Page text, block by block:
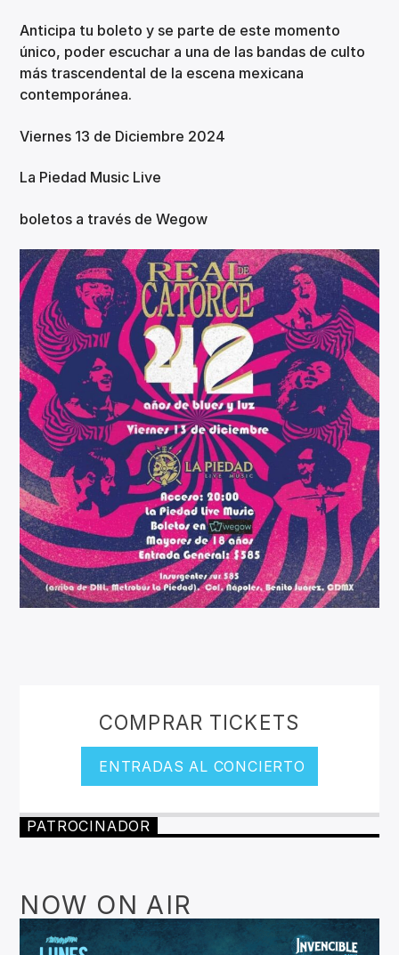
Anticipa tu boleto y se parte de este momento
único, poder escuchar a una de las bandas de culto
más trascendental de la escena mexicana
contemporánea.
Viernes 13 de Diciembre 2024
La Piedad Music Live
boletos a través de Wegow
COMPRAR TICKETS
ENTRADAS AL CONCIERTO
PATROCINADOR
NOW ON AIR